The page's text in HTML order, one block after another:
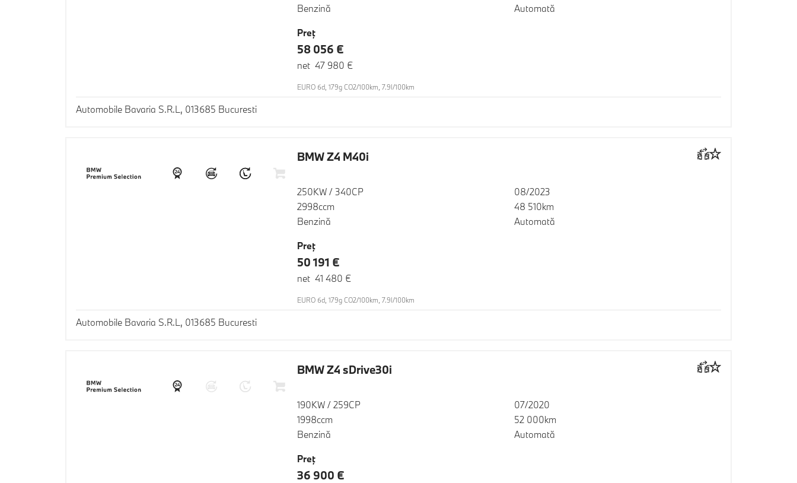
Benzină
Automată
Preţ
58 056 €
net 47 980 €
EURO 6d, 179g CO2/100km, 7.9l/100km
Automobile Bavaria S.R.L, 013685 Bucuresti
BMW Z4 M40i
250KW / 340CP
2998ccm
Benzină
08/2023
48 510km
Automată
Preţ
50 191 €
net 41 480 €
EURO 6d, 179g CO2/100km, 7.9l/100km
Automobile Bavaria S.R.L, 013685 Bucuresti
BMW Z4 sDrive30i
190KW / 259CP
1998ccm
Benzină
07/2020
52 000km
Automată
Preţ
36 900 €